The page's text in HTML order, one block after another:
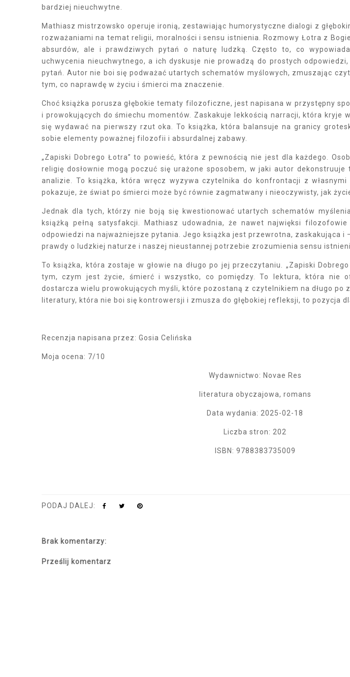
bardziej nieuchwytne.
Mathiasz mistrzowsko operuje ironią, zestawiając humorystyczne dialogi z
rozważaniami na temat religii, moralności i sensu istnienia. Rozmowy Łotra z
absurdów, ale i prawdziwych pytań o naturę ludzką. Często to, co
uchwycenia nieuchwytnego, a ich dyskusje nie prowadzą do prostych
pytań. Autor nie boi się podważać utartych schematów myślowych, zmuszając
tym, co naprawdę w życiu i śmierci ma znaczenie.
Choć książka porusza głębokie tematy filozoficzne, jest napisana w przystępny
i prowokujących do śmiechu momentów. Zaskakuje lekkością narracji, która kryje
się wydawać na pierwszy rzut oka. To książka, która balansuje na granicy
sobie elementy poważnej filozofii i absurdalnej zabawy.
„Zapiski Dobrego Łotra” to powieść, która z pewnością nie jest dla każdego.
religię dosłownie mogą poczuć się urażone sposobem, w jaki autor
analizie. To książka, która wręcz wyzywa czytelnika do konfrontacji z
pokazuje, że świat po śmierci może być równie zagmatwany i nieoczywisty, jak
Jednak dla tych, którzy nie boją się kwestionować utartych schematów
książką pełną satysfakcji. Mathiasz udowadnia, że nawet najwięksi
odpowiedzi na najważniejsze pytania. Jego książka jest przewrotna, zaskakująca i
prawdy o ludzkiej naturze i naszej nieustannej potrzebie zrozumienia sensu
To książka, która zostaje w głowie na długo po jej przeczytaniu. „Zapiski
tym, czym jest życie, śmierć i wszystko, co pomiędzy. To lektura, która nie
dostarcza wielu prowokujących myśli, które pozostaną z czytelnikiem na długo po
literatury, która nie boi się kontrowersji i zmusza do głębokiej refleksji, to pozycja
Recenzja napisana przez: Gosia Celińska
Moja ocena: 7/10
Wydawnictwo: Novae Res
literatura obyczajowa, romans
Data wydania: 2025-02-18
Liczba stron: 202
ISBN: 9788383735009
PODAJ DALEJ:
Brak komentarzy:
Prześlij komentarz